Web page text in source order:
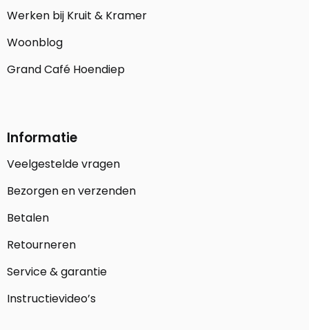
Werken bij Kruit & Kramer
Woonblog
Grand Café Hoendiep
Informatie
Veelgestelde vragen
Bezorgen en verzenden
Betalen
Retourneren
Service & garantie
Instructievideo’s